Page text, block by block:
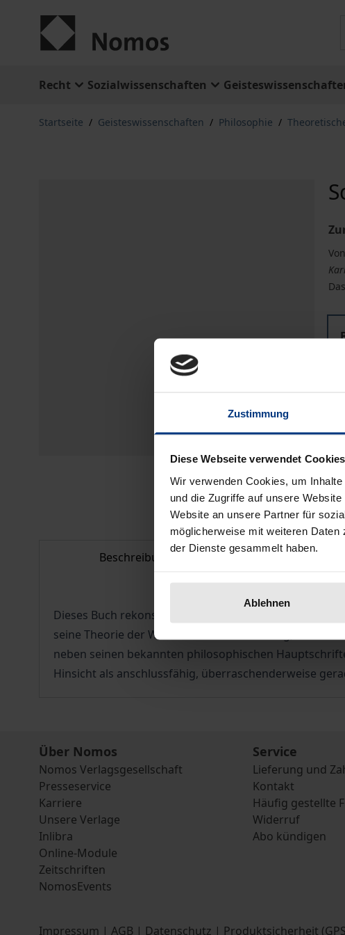
Zustimmung
Diese Webseite verwendet Cookies
Wir verwenden Cookies, um
und die Zugriffe auf unsere
Website an unsere Partner für
möglicherweise mit weiteren
der Dienste gesammelt haben.
Ablehnen
Recht Sozialwissenschaften
Startseite / Geisteswissenschaften / Philosophie /
Von
Beschreibung
Dieses Buch rekonstruiert Schillers Philosophie als
seine Theorie der Willensfreiheit und Bildung, seine
neben seinen bekannten philosophischen
Hinsicht als anschlussfähig, überraschenderweise
Über Nomos
Nomos Verlagsgesellschaft
Presseservice
Karriere
Unsere Verlage
Inlibra
Online-Module
Zeitschriften
NomosEvents
Service
Lieferung und
Kontakt
Häufig gestellte
Widerruf
Abo kündigen
Impressum | AGB | Datenschutz | Produktsicherheit